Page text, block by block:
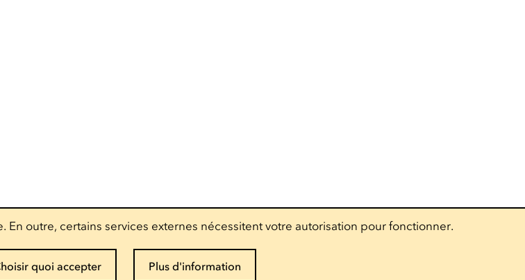
outre, certains services externes nécessitent votre autorisation pour fonctionner.
quoi accepter Plus d'information